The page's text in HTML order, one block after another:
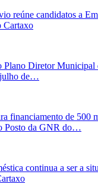
reúne candidatos a
Cartaxo
Plano Diretor Municipal
de…
financiamento de 500
Posto da GNR do…
continua a ser a